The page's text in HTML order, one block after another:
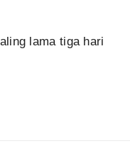
lama tiga hari